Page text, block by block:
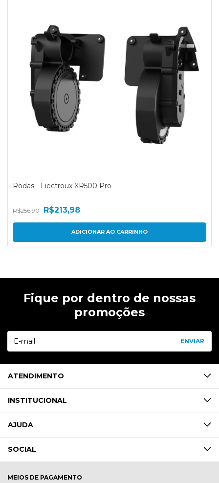
Rodas - Liectroux XR500 Pro
R$256,90 R$213,98
Fique por dentro de nossas
promoções
ATENDIMENTO
INSTITUCIONAL
AJUDA
SOCIAL
MEIOS DE PAGAMENTO